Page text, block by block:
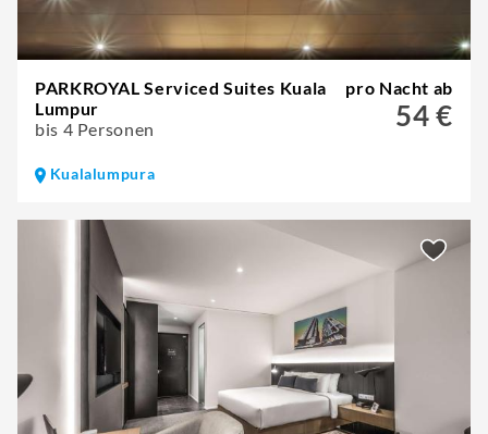
PARKROYAL Serviced Suites Kuala
Lumpur
bis 4 Personen
pro Nacht ab
54 €
Kualalumpura